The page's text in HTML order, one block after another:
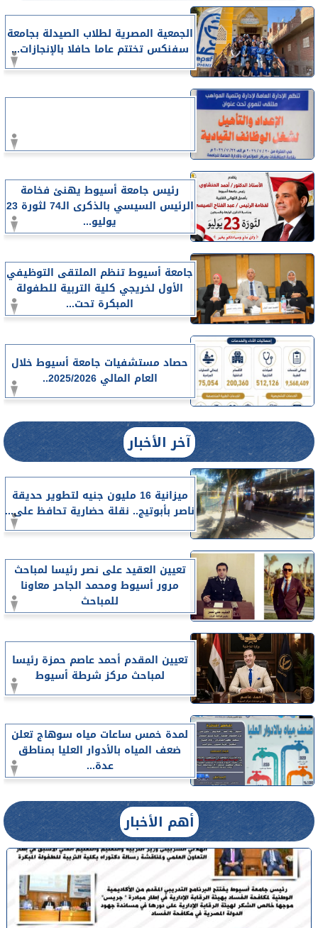
الجمعية المصرية لطلاب الصيدلة بجامعة
سفنكس تختتم عاما حافلا بالإنجازات...
رئيس جامعة أسيوط يهنئ فخامة
الرئيس السيسي بالذكرى الـ74 لثورة 23
يوليو...
جامعة أسيوط تنظم الملتقى التوظيفي
الأول لخريجي كلية التربية للطفولة
المبكرة تحت...
حصاد مستشفيات جامعة أسيوط خلال
العام المالي 2025/2026..
آخر الأخبار
ميزانية 16 مليون جنيه لتطوير حديقة
ناصر بأبوتيج.. نقلة حضارية تحافظ على...
تعيين العقيد على نصر رئيسا لمباحث
مرور أسيوط ومحمد الجاحر معاونا
للمباحث
تعيين المقدم أحمد عاصم حمزة رئيسا
لمباحث مركز شرطة أسيوط
لمدة خمس ساعات مياه سوهاج تعلن
ضعف المياه بالأدوار العليا بمناطق
عدة...
أهم الأخبار